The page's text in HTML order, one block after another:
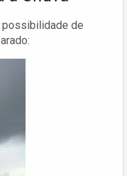
possibilidade de